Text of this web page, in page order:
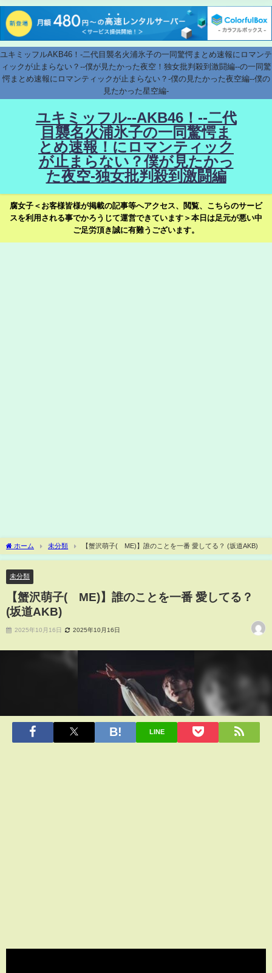
ユキミッフルAKB46！-二代目襲名火浦氷子の一同驚愕まとめ速報にロマンテ
ィックが止まらない？--僕が見たかった夜空！独女批判殺到激闘編--の一同驚
愕まとめ速報にロマンティックが止まらない？-僕の見たかった夜空編--僕の
見たかった星空編-
ユキミッフル--AKB46！--二代
目襲名火浦氷子の一同驚愕ま
とめ速報！にロマンティック
が止まらない？僕が見たかっ
た夜空-独女批判殺到激闘編
腐女子＜お客様皆様が掲載の記事等へアクセス、閲覧、こちらのサービ
スを利用される事でかろうじて運営できています＞本日は足元が悪い中
ご足労頂き誠に有難うございます。
ホーム 未分類 【蟹沢萌子(≠ME)】誰のことを一番 愛してる？ (坂道AKB)
未分類
【蟹沢萌子(≠ME)】誰のことを一番 愛してる？
(坂道AKB)
2025年10月16日 2025年10月16日
LINE